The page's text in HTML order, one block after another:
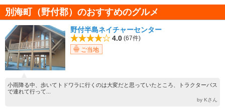
別海町（野付郡）のおすすめのグルメ
野付半島ネイチャーセンター
4.0 (67件)
ご当地
小雨降る中、歩いてトドワラに行くのは大変だと思っていたところ、トラクターバス
で連れて行って...
by Kさん